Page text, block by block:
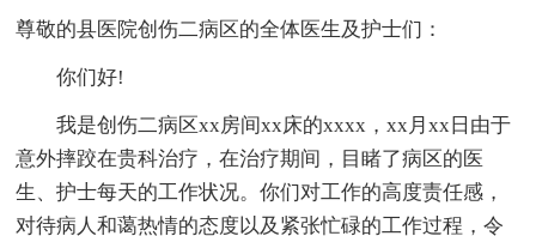
尊敬的县医院创伤二病区的全体医生及护士们：
你们好!
我是创伤二病区xx房间xx床的xxxx，xx月xx日由于
意外摔跤在贵科治疗，在治疗期间，目睹了病区的医
生、护士每天的工作状况。你们对工作的高度责任感，
对待病人和蔼热情的态度以及紧张忙碌的工作过程，令